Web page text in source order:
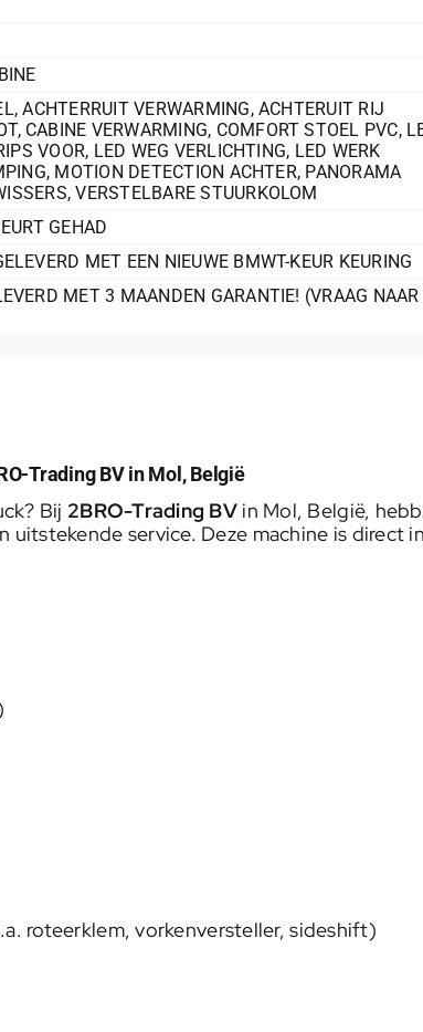
,ACHTERRUIT VERWARMING, ACHTERUIT RIJ
, CABINE VERWARMING, COMFORT STOEL PVC,
VOOR, LED WEG VERLICHTING, LED WERK
, MOTION DETECTION ACHTER, PANORAMA
,VERSTELBARE STUURKOLOM
GEHAD
MET EEN NIEUWE BMWT-KEUR KEURING
MET 3 MAANDEN GARANTIE! (VRAAG NAAR
Trading BV in Mol, België
Bij 2BRO-Trading BV in Mol, België,
service. Deze machine is direct
roteerklem, vorkenversteller, sideshift)